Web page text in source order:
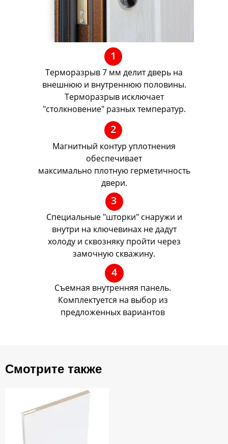
Терморазрыв 7 мм делит дверь на
внешнюю и внутреннюю половины.
Терморазрыв исключает
"столкновение" разных температур.
Магнитный контур уплотнения
обеспечивает
максимально плотную герметичность
двери.
Специальные "шторки" снаружи и
внутри на ключевинах не дадут
холоду и сквозняку пройти через
замочную скважину.
Съемная внутренняя панель.
Комплектуется на выбор из
предложенных вариантов
1
2
3
4
Смотрите также